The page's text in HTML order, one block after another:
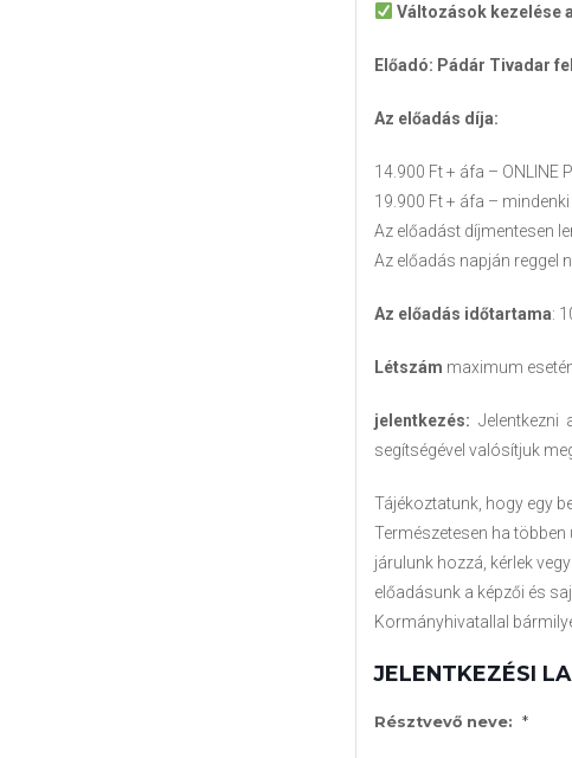
Változások kezelése
Előadó: Pádár Tivadar
Az előadás díja:
14.900 Ft + áfa – ONLINE
19.900 Ft + áfa –
Az előadást díjmentesen
Az előadás napján reggel
Az előadás időtartama:
Létszám maximum
jelentkezés: Jelentkezni
segítségével valósítjuk
Tájékoztatunk, hogy egy
Természetesen ha többen
járulunk hozzá, kérlek
előadásunk a képzői és
Kormányhivatallal
JELENTKEZÉSI
Résztvevő neve: *